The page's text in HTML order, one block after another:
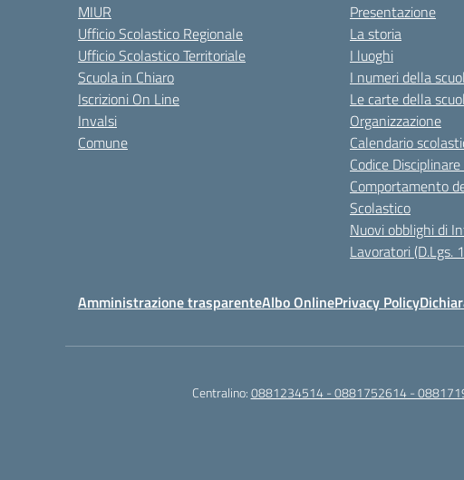
MIUR
Ufficio Scolastico Regionale
Ufficio Scolastico Territoriale
Scuola in Chiaro
Iscrizioni On Line
Invalsi
Comune
Presentazione
La storia
I luoghi
I numeri della
Le carte della
Organizzazione
Calendario
Codice
Comportamento
Scolastico
Nuovi obblighi di
Lavoratori (D.Lgs.
Amministrazione trasparenteAlbo OnlinePrivacy Policy
Centralino:0881234514 - 0881752614 -